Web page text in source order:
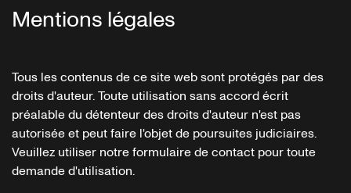
Mentions légales
Tous les contenus de ce site web sont protégés par des
droits d'auteur. Toute utilisation sans accord écrit
préalable du détenteur des droits d'auteur n'est pas
autorisée et peut faire l'objet de poursuites judiciaires.
Veuillez utiliser notre formulaire de contact pour toute
demande d'utilisation.